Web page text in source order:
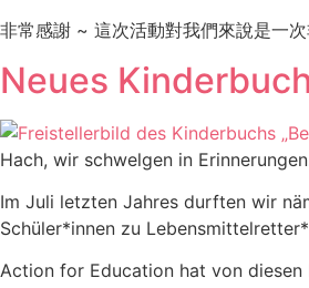
非常感謝 ~ 這次活動對我們來說是一
Neues
Hach, wir schwelgen in
Im Juli letzten Jahres durften wir
Schüler*innen zu
Action for Education hat von